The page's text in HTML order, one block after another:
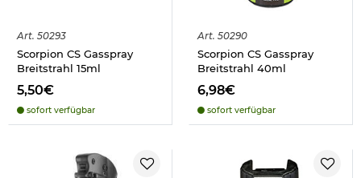
Art. 50293
Scorpion CS Gasspray
Breitstrahl 15ml
5,50€
sofort verfügbar
Art. 50290
Scorpion CS Gasspray
Breitstrahl 40ml
6,98€
sofort verfügbar